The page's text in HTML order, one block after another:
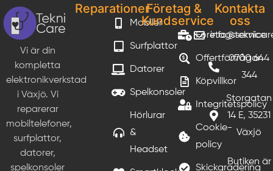
Vi är din
kompletta
elektronikverkstad
i Växjö. Vi
reparerar
mobiltelefoner,
surfplattor,
datorer,
spelkonsoler
Reparationer
Mobiler
Surfplattor
Datorer
Spelkonsoler
Hörlurar
&
Headset
Företag &
Kundservice
Företagsservice
Offertförfrågan
Köpvillkor
Integritetspolicy
Cookie-
policy
Skickgradering
Kontakta
oss
0700 644
344
Storgatan
14 E, 35231
Växjö
Butiken är